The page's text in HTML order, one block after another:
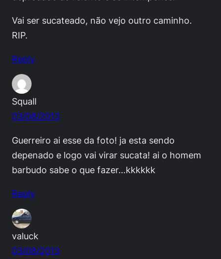
Vai ser sucateado, não vejo outro caminho.
RIP.
Reply
Squall
03/08/2013
Guerreiro ai esse da foto! ja esta sendo
depenado e logo vai virar sucata! ai o homem
barbudo sabe o que fazer…kkkkkk
Reply
valuck
03/08/2013